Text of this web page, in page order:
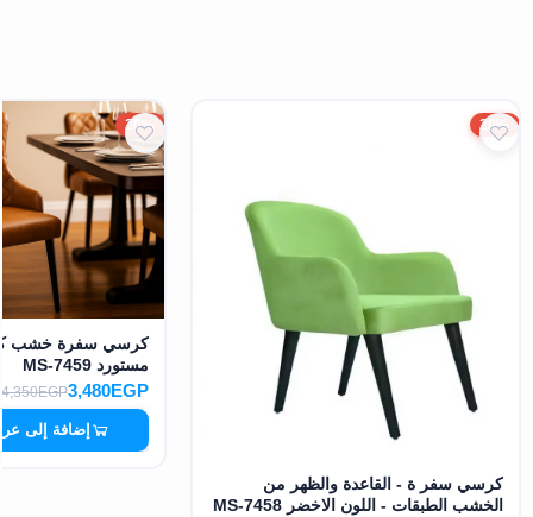
20%
كرسي سفر ة - القاعدة والظهر من
الخشب الطبقات - اللون الاخضر MS-7458
20%
كرسي سفرة خشب
مستورد MS-7459
3,480EGP
4,350EGP
إضافة إلى